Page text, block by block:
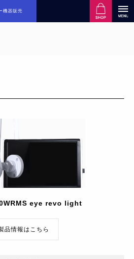
機器販売
eye revo light
品情報はこちら